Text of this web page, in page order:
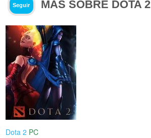
Seguir MÁS SOBRE DOTA 2
Dota 2 PC